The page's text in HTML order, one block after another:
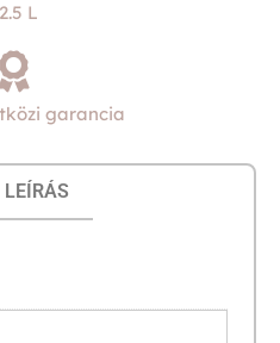
L
garancia
LEÍRÁS